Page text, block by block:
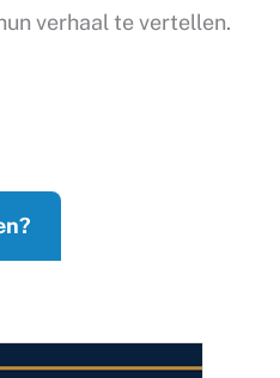
verhaal te vertellen.